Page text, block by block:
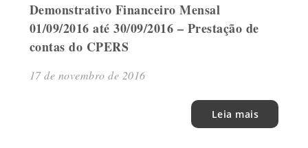
Demonstrativo Financeiro Mensal
01/09/2016 até 30/09/2016 – Prestação de
contas do CPERS
17 de novembro de 2016
Leia mais